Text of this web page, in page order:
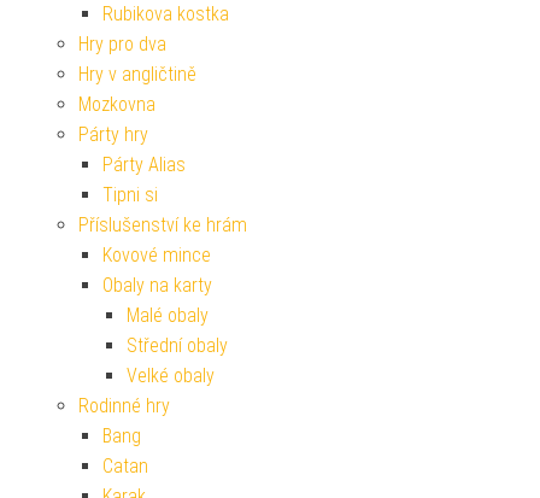
Rubikova kostka
Hry pro dva
Hry v angličtině
Mozkovna
Párty hry
Párty Alias
Tipni si
Příslušenství ke hrám
Kovové mince
Obaly na karty
Malé obaly
Střední obaly
Velké obaly
Rodinné hry
Bang
Catan